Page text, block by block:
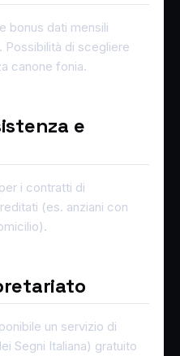
bonus dati mensili
di scegliere
canone fonia.
e
i contratti di
(es. anziani con
un servizio di
Segni Italiana) gratuito